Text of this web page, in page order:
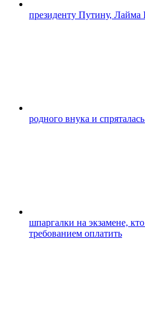
президенту Путину, Лайма
родного внука и
шпаргалки на экзамене,
требованием оплатить